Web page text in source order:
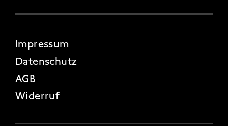
FOOTER 4
Impressum
Datenschutz
AGB
Widerruf